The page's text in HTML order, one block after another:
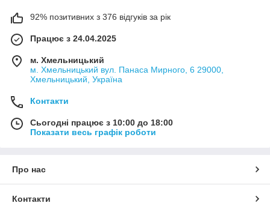
92% позитивних з 376 відгуків за рік
Працює з 24.04.2025
м. Хмельницький
м. Хмельницький вул. Панаса Мирного, 6 29000,
Хмельницький, Україна
Контакти
Сьогодні працює з 10:00 до 18:00
Показати весь графік роботи
Про нас
Контакти